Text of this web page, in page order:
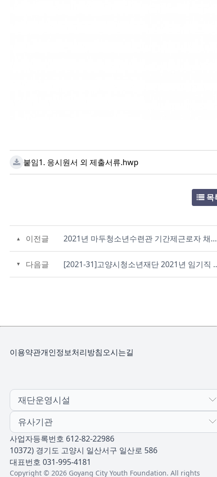
붙임1. 응시원서 외 제출서류.hwp
목
이전글 2021년 마두청소년수련관 기간제근로자 채용 공고
다음글 [2021-31]고양시청소년재단
사업자등록번호 612-82-22986
10372) 경기도 고양시 일산서구 일산로 586
대표번호 031-995-4181
Copyright © 2026 Goyang City Youth Foundation. All rights
이용약관개인정보처리방침오시는길
재단운영시설
유사기관